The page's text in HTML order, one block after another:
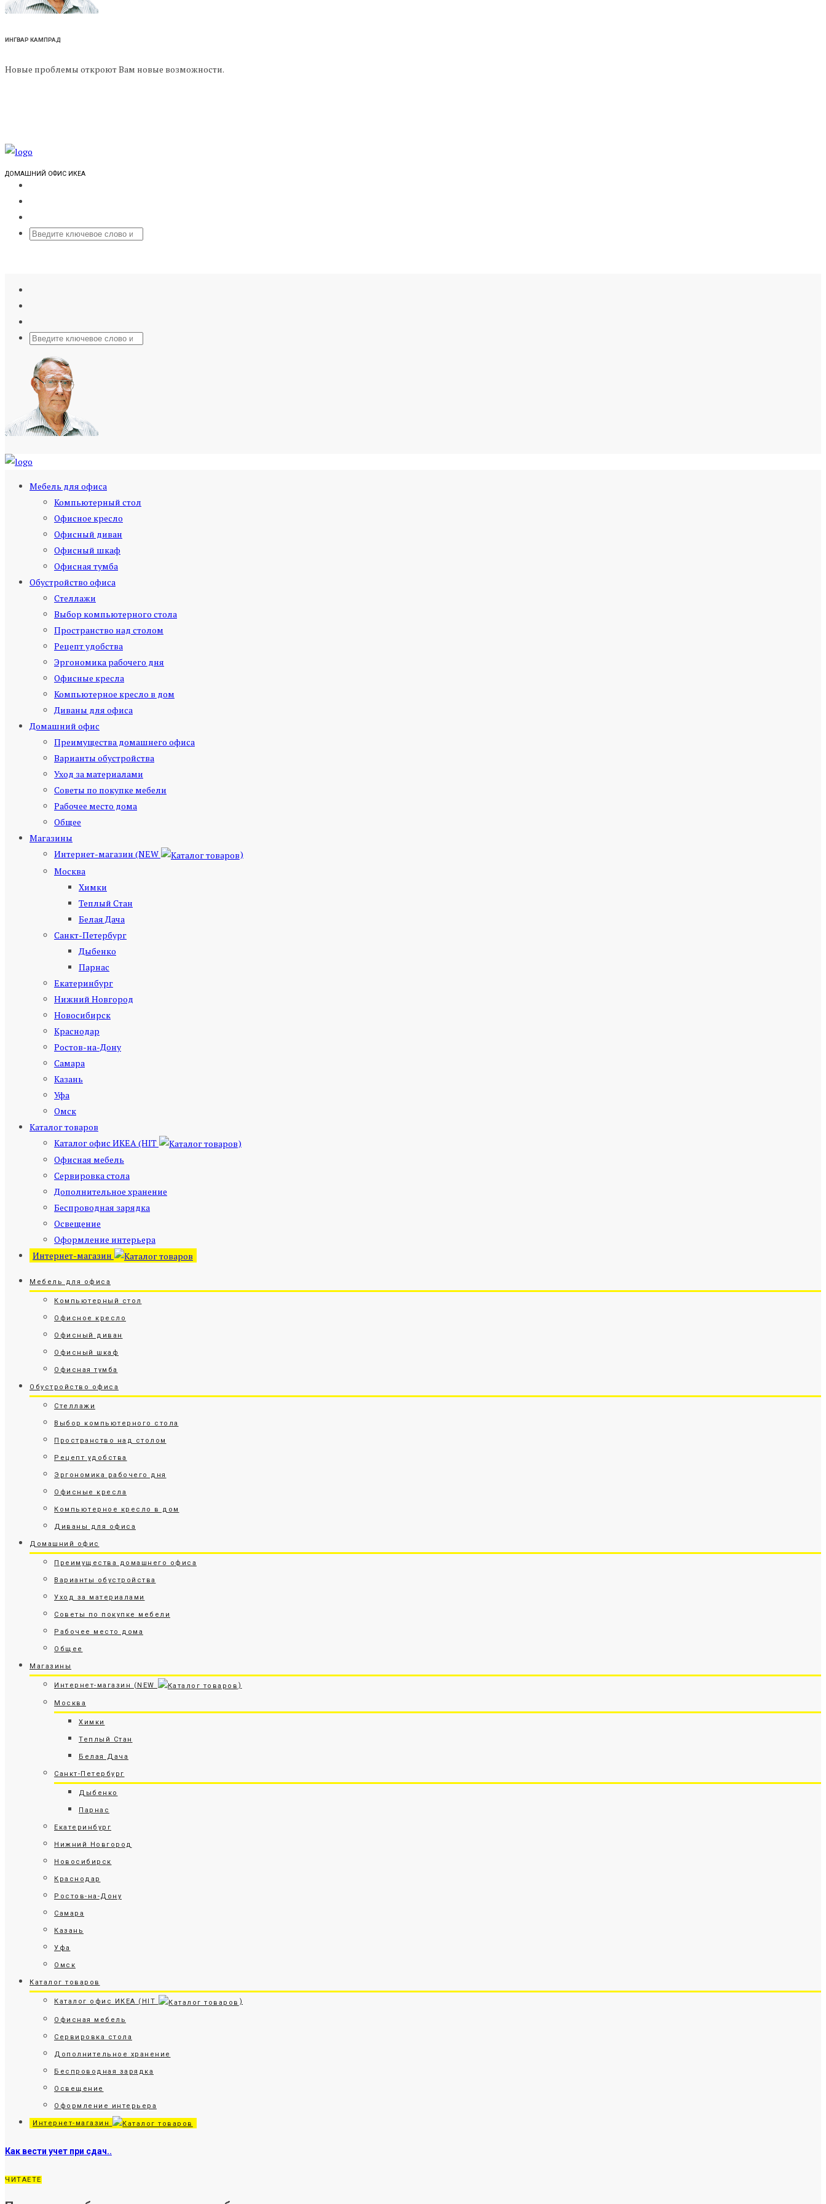
ИНГВАР КАМПРАД
Новые проблемы откроют Вам новые возможности.
ДОМАШНИЙ ОФИС ИКЕА
Мебель для офиса
Компьютерный стол
Офисное кресло
Офисный диван
Офисный шкаф
Офисная тумба
Обустройство офиса
Стеллажи
Выбор компьютерного стола
Пространство над столом
Рецепт удобства
Эргономика рабочего дня
Офисные кресла
Компьютерное кресло в дом
Диваны для офиса
Домашний офис
Преимущества домашнего офиса
Варианты обустройства
Уход за материалами
Советы по покупке мебели
Рабочее место дома
Общее
Магазины
Интернет-магазин (NEW
)
Москва
Химки
Теплый Стан
Белая Дача
Санкт-Петербург
Дыбенко
Парнас
Екатеринбург
Нижний Новгород
Новосибирск
Краснодар
Ростов-на-Дону
Самара
Казань
Уфа
Омск
Каталог товаров
Каталог офис ИКЕА (HIT
)
Офисная мебель
Сервировка стола
Дополнительное хранение
Беспроводная зарядка
Освещение
Оформление интерьера
Интернет-магазин
Мебель для офиса
Компьютерный стол
Офисное кресло
Офисный диван
Офисный шкаф
Офисная тумба
Обустройство офиса
Стеллажи
Выбор компьютерного стола
Пространство над столом
Рецепт удобства
Эргономика рабочего дня
Офисные кресла
Компьютерное кресло в дом
Диваны для офиса
Домашний офис
Преимущества домашнего офиса
Варианты обустройства
Уход за материалами
Советы по покупке мебели
Рабочее место дома
Общее
Магазины
Интернет-магазин (NEW )
Москва
Химки
Теплый Стан
Белая Дача
Санкт-Петербург
Дыбенко
Парнас
Екатеринбург
Нижний Новгород
Новосибирск
Краснодар
Ростов-на-Дону
Самара
Казань
Уфа
Омск
Каталог товаров
Каталог офис ИКЕА (HIT )
Офисная мебель
Сервировка стола
Дополнительное хранение
Беспроводная зарядка
Освещение
Оформление интерьера
Интернет-магазин
Как вести учет при сдач..
ЧИТАЕТЕ